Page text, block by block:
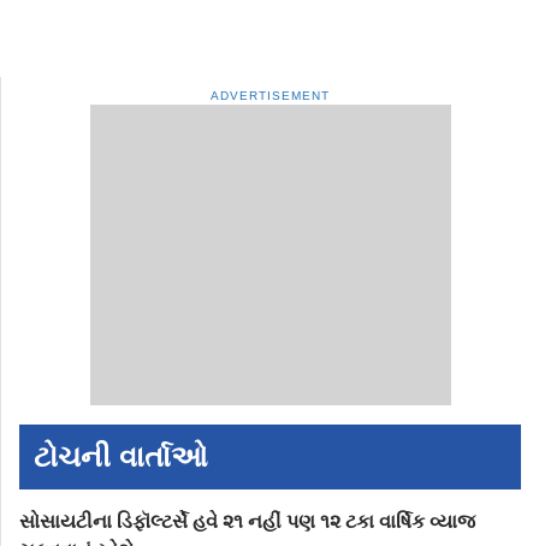
ADVERTISEMENT
ટોચની વાર્તાઓ
સોસાયટીના ડિફૉલ્ટર્સે હવે ૨૧ નહીં પણ ૧૨ ટકા વાર્ષિક વ્યાજ